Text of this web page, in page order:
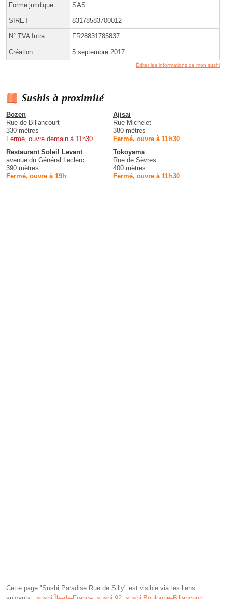
Forme juridique SAS
SIRET 83178583700012
N° TVA Intra. FR28831785837
Création 5 septembre 2017
Éditer les informations de mon sushi
Sushis à proximité
Bozen
Rue de Billancourt
330 mètres
Fermé, ouvre demain à 11h30
Ajisai
Rue Michelet
380 mètres
Fermé, ouvre à 11h30
Restaurant Soleil Levant
avenue du Général Leclerc
390 mètres
Fermé, ouvre à 19h
Tokoyama
Rue de Sèvres
400 mètres
Fermé, ouvre à 11h30
Cette page "Sushi Paradise Rue de Silly" est visible via les liens